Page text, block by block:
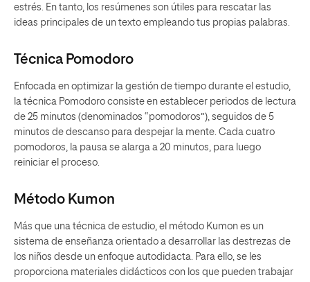
estrés. En tanto, los resúmenes son útiles para rescatar las
ideas principales de un texto empleando tus propias palabras.
Técnica Pomodoro
Enfocada en optimizar la gestión de tiempo durante el estudio,
la técnica Pomodoro consiste en establecer periodos de lectura
de 25 minutos (denominados “pomodoros”), seguidos de 5
minutos de descanso para despejar la mente. Cada cuatro
pomodoros, la pausa se alarga a 20 minutos, para luego
reiniciar el proceso.
Método Kumon
Más que una técnica de estudio, el método Kumon es un
sistema de enseñanza orientado a desarrollar las destrezas de
los niños desde un enfoque autodidacta. Para ello, se les
proporciona materiales didácticos con los que pueden trabajar